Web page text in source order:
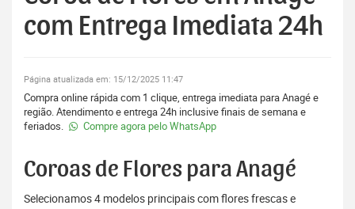
com Entrega Imediata 24h
Página atualizada em: 15/12/2025 11:47
Compra online rápida com 1 clique, entrega imediata para Anagé e
região. Atendimento e entrega 24h inclusive finais de semana e
feriados.
Compre agora pelo WhatsApp
Coroas de Flores para Anagé
Selecionamos 4 modelos principais com flores frescas e